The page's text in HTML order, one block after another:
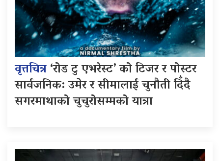
वृत्तचित्र‘रोड टु एभरेस्ट’ को टिजर र पोस्टर
सार्वजनिक: उमेर र सीमालाई चुनौती दिँदै
सगरमाथाको चुचुरोसम्मको यात्रा